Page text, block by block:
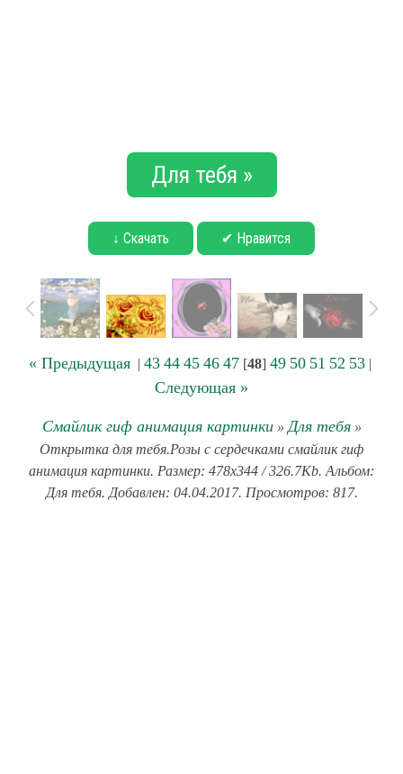
Для тебя »
↓ Скачать ✔ Нравится
« Предыдущая| 43 44 45 46 47[48] 49 50 51 52 53|
Следующая »
Смайлик гиф анимация картинки»Для тебя»
Открытка для тебя.Розы с сердечками смайлик гиф
анимация картинки. Размер: 478x344 / 326.7Kb. Альбом:
Для тебя. Добавлен: 04.04.2017. Просмотров: 817.